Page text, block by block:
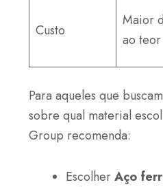
Custo
Maior
ao
Para aqueles que
sobre qual material
Group recomenda:
EscolherAço